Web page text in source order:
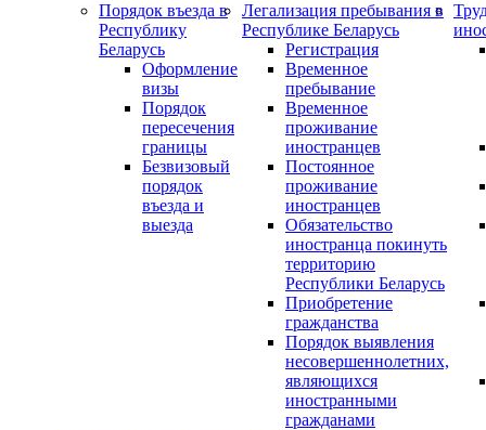
Порядок въезда в
Республику
Беларусь
Оформление
визы
Порядок
пересечения
границы
Безвизовый
порядок
въезда и
выезда
Легализация пребывания в
Республике Беларусь
Регистрация
Временное
пребывание
Временное
проживание
иностранцев
Постоянное
проживание
иностранцев
Обязательство
иностранца покинуть
территорию
Республики Беларусь
Приобретение
гражданства
Порядок выявления
несовершеннолетних,
являющихся
иностранными
гражданами